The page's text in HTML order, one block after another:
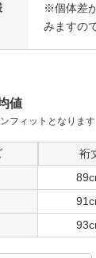
※個体差
みますの
値
フィットとなります
裄